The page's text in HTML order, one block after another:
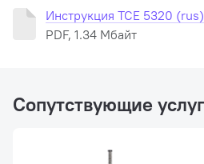
Максимальный вес колеса:
Комплектация:
Инструкция TCE 5320 (rus)
PDF, 1.34 Мбайт
Сопутствующие